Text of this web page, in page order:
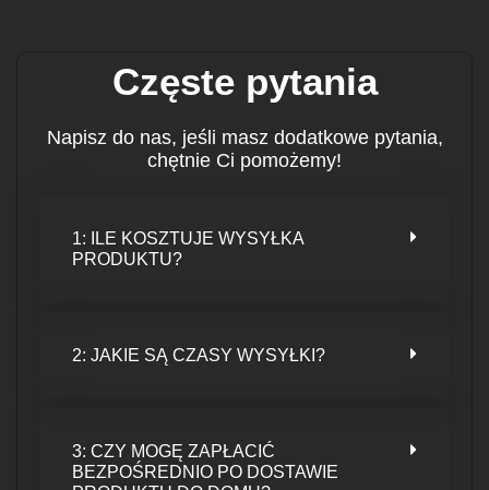
Częste pytania
Napisz do nas, jeśli masz dodatkowe pytania,
chętnie Ci pomożemy!
1: ILE KOSZTUJE WYSYŁKA
PRODUKTU?
2: JAKIE SĄ CZASY WYSYŁKI?
3: CZY MOGĘ ZAPŁACIĆ
BEZPOŚREDNIO PO DOSTAWIE